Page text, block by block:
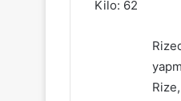
Kilo: 62